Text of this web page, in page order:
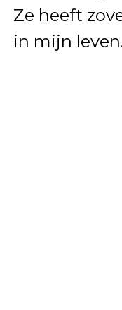
Ze heeft
in mijn